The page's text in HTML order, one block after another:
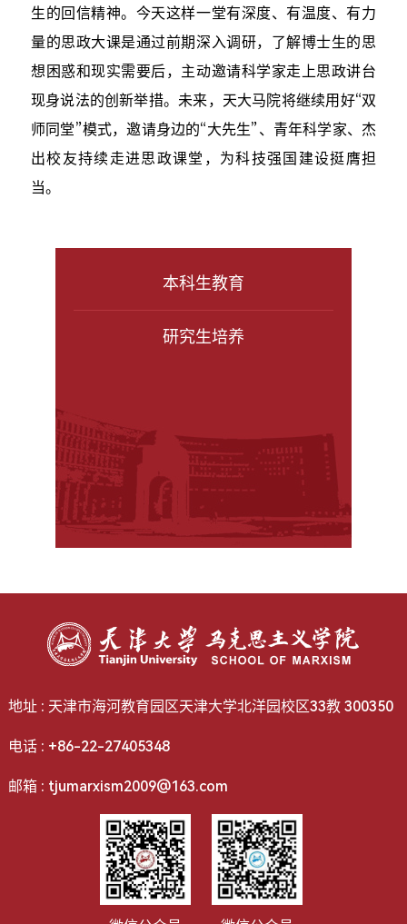
生的回信精神。今天这样一堂有深度、有温度、有力
量的思政大课是通过前期深入调研，了解博士生的思
想困惑和现实需要后，主动邀请科学家走上思政讲台
现身说法的创新举措。未来，天大马院将继续用好“双
师同堂”模式，邀请身边的“大先生”、青年科学家、杰
出校友持续走进思政课堂，为科技强国建设挺膺担
当。
本科生教育
研究生培养
地址 : 天津市海河教育园区天津大学北洋园校区33教 300350
电话 : +86-22-27405348
邮箱 : tjumarxism2009@163.com